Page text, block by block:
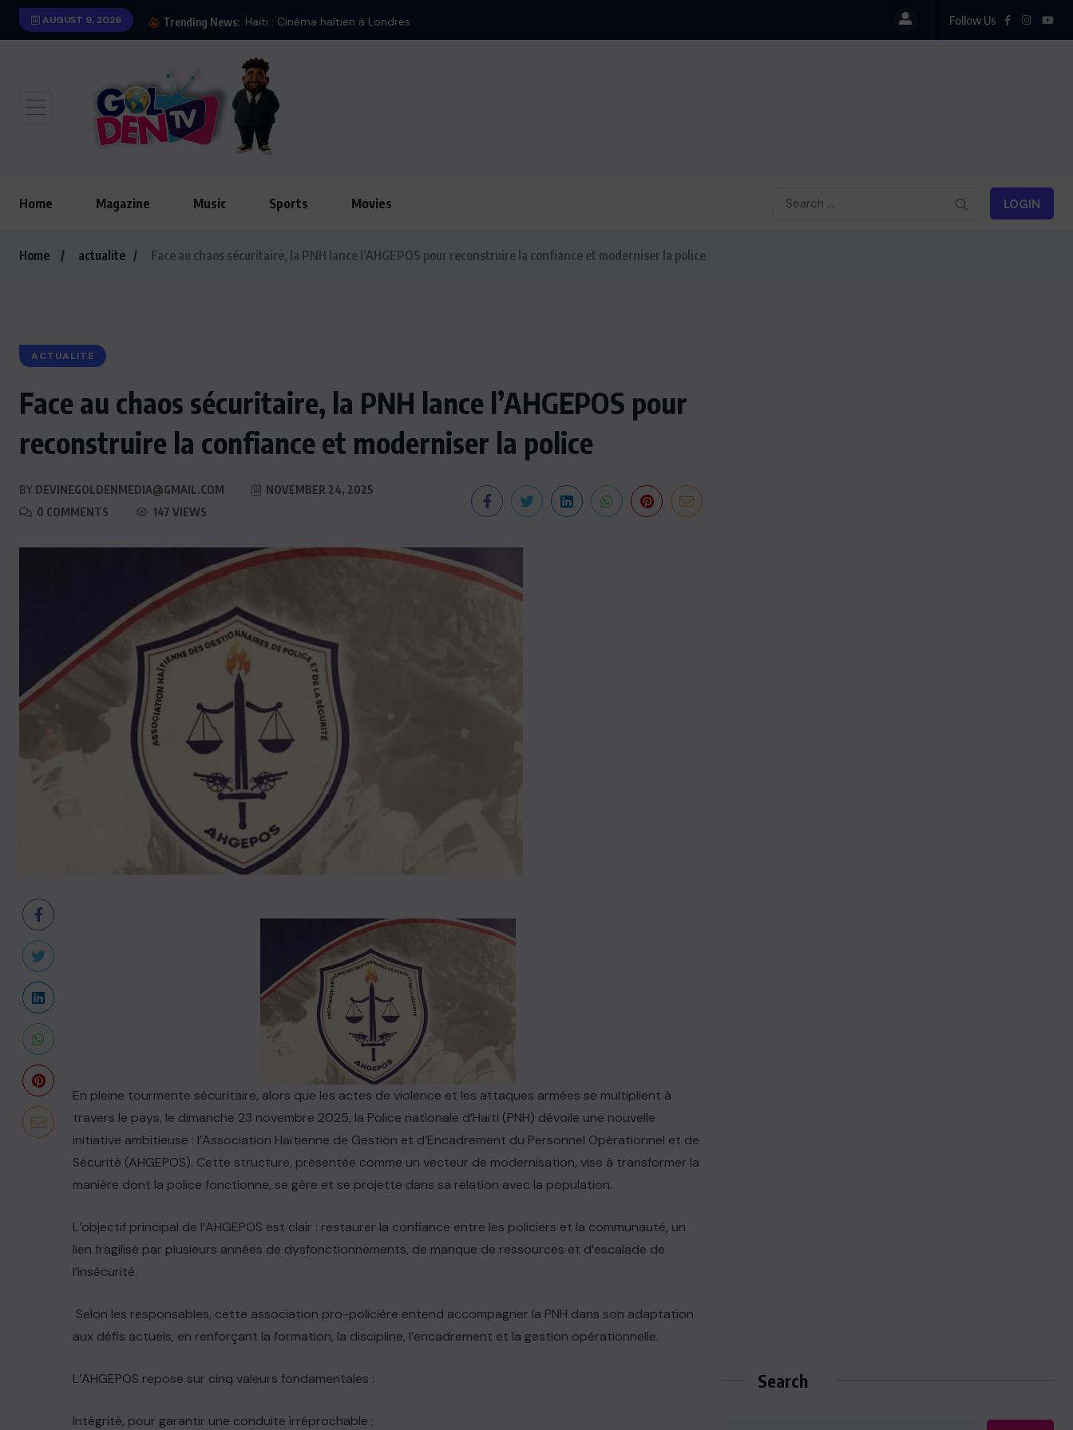
AUGUST 9, 2026 Trending News: Haiti : Cinéma haïtien à Londres Follow Us
Home Magazine Music Sports Movies LOGIN
Home actualite Face au chaos sécuritaire, la PNH lance l’AHGEPOS pour reconstruire la confiance et moderniser la police
ACTUALITE
Face au chaos sécuritaire, la PNH lance l’AHGEPOS pour
reconstruire la confiance et moderniser la police
BY DEVINEGOLDENMEDIA@GMAIL.COM
NOVEMBER 24, 2025
0 COMMENTS
147 VIEWS
En pleine tourmente sécuritaire, alors que les actes de violence et les attaques armées se multiplient à
travers le pays, le dimanche 23 novembre 2025, la Police nationale d’Haïti (PNH) dévoile une nouvelle
initiative ambitieuse : l’Association Haïtienne de Gestion et d’Encadrement du Personnel Opérationnel et de
Sécurité (AHGEPOS). Cette structure, présentée comme un vecteur de modernisation, vise à transformer la
manière dont la police fonctionne, se gère et se projette dans sa relation avec la population.
L’objectif principal de l’AHGEPOS est clair : restaurer la confiance entre les policiers et la communauté, un
lien fragilisé par plusieurs années de dysfonctionnements, de manque de ressources et d’escalade de
l’insécurité.
Selon les responsables, cette association pro-policière entend accompagner la PNH dans son adaptation
aux défis actuels, en renforçant la formation, la discipline, l’encadrement et la gestion opérationnelle.
L’AHGEPOS repose sur cinq valeurs fondamentales :
Intégrité, pour garantir une conduite irréprochable ;
Search